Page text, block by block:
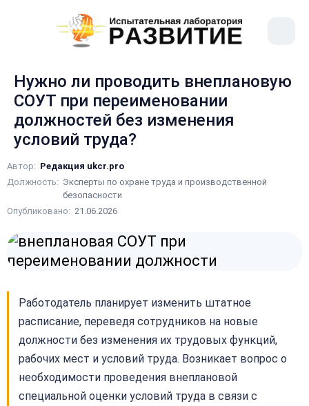
Нужно ли проводить внеплановую
СОУТ при переименовании
должностей без изменения
условий труда?
Автор: Редакция ukcr.pro
Должность: Эксперты по охране труда и производственной
безопасности
Опубликовано: 21.06.2026
Работодатель планирует изменить штатное
расписание, переведя сотрудников на новые
должности без изменения их трудовых функций,
рабочих мест и условий труда. Возникает вопрос о
необходимости проведения внеплановой
специальной оценки условий труда в связи с